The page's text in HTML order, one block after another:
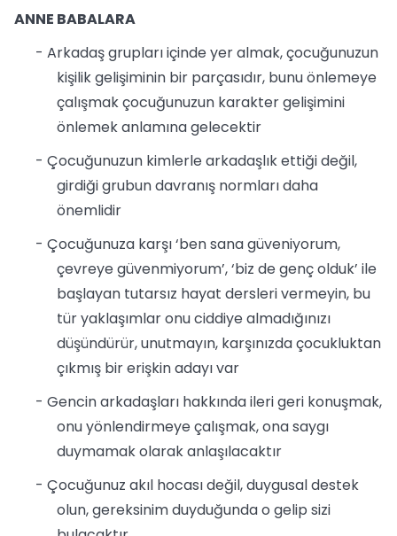
ANNE BABALARA
- Arkadaş grupları içinde yer almak, çocuğunuzun
kişilik gelişiminin bir parçasıdır, bunu önlemeye
çalışmak çocuğunuzun karakter gelişimini
önlemek anlamına gelecektir
- Çocuğunuzun kimlerle arkadaşlık ettiği değil,
girdiği grubun davranış normları daha
önemlidir
- Çocuğunuza karşı ‘ben sana güveniyorum,
çevreye güvenmiyorum’, ‘biz de genç olduk’ ile
başlayan tutarsız hayat dersleri vermeyin, bu
tür yaklaşımlar onu ciddiye almadığınızı
düşündürür, unutmayın, karşınızda çocukluktan
çıkmış bir erişkin adayı var
- Gencin arkadaşları hakkında ileri geri konuşmak,
onu yönlendirmeye çalışmak, ona saygı
duymamak olarak anlaşılacaktır
- Çocuğunuz akıl hocası değil, duygusal destek
olun, gereksinim duyduğunda o gelip sizi